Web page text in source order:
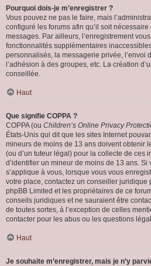
Pourquoi dois-je m’enregistrer ?
Vous pouvez ne pas le faire, mais
configuré les forums afin qu’il soit
messages. Par ailleurs, l’enregistrement
fonctionnalités supplémentaires
personnalisés, la messagerie privée, l’envoi
l’adhésion à des groupes, etc. La création
conseillée.
Haut
Que signifie COPPA ?
COPPA (ou Children’s Online Privacy
États-Unis qui dit que les sites Internet
mineurs de moins de 13 ans doivent obtenir
(ou d’un tuteur légal) pour la collecte de ces
d’identifier un mineur de moins de 13 ans. Si
s’applique à vous, lorsque vous vous
votre place, contactez un conseiller juridique
phpBB Limited et les propriétaires de ce
conseils juridiques et ne sauraient être
de toutes sortes, à l’exception de celles
contacter pour les abus ou les questions
Haut
Je souhaite m’enregistrer, mais je n’y